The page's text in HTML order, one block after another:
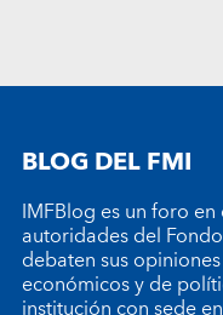
BLOG DEL FMI
IMFBlog es un foro
autoridades del
debaten sus
económicos y de